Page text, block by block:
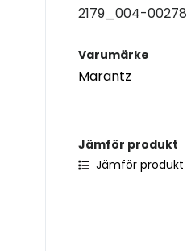
2179_004-00278
Varumärke
Marantz
Jämför produkt
Jämför produkt